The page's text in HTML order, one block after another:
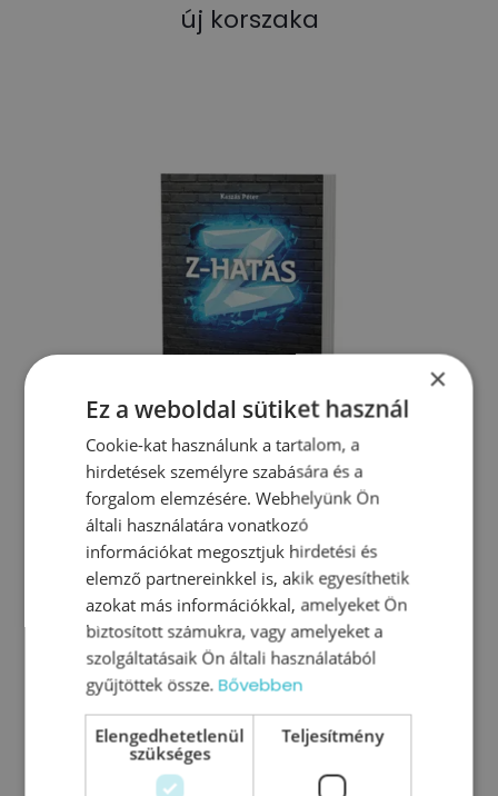
új korszaka
MEGNÉZEM
×
Ez a weboldal sütiket használ
Cookie-kat használunk a tartalom, a
hirdetések személyre szabására és a
forgalom elemzésére. Webhelyünk Ön
általi használatára vonatkozó
információkat megosztjuk hirdetési és
elemző partnereinkkel is, akik egyesíthetik
azokat más információkkal, amelyeket Ön
biztosított számukra, vagy amelyeket a
szolgáltatásaik Ön általi használatából
gyűjtöttek össze.Bővebben
Elengedhetetlenül
szükséges
Teljesítmény